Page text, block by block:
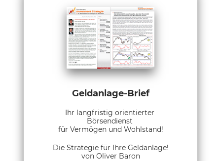
Geldanlage-Brief
Ihr langfristig orientierter
Börsendienst
für Vermögen und Wohlstand!
Die Strategie für Ihre Geldanlage!
von Oliver Baron